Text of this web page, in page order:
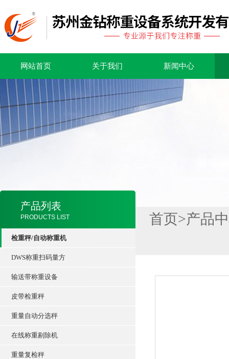
网站首页 关于我们 新闻中心
产品列表
PRODUCTS LIST
检重秤/自动称重机
DWS称重扫码量方
输送带称重设备
皮带检重秤
重量自动分选秤
在线称重剔除机
重量复检秤
首页>产品